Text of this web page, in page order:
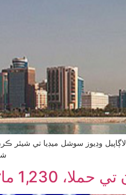
وڊيوز سوشل ميڊيا تي شيئر
مارجي ويا